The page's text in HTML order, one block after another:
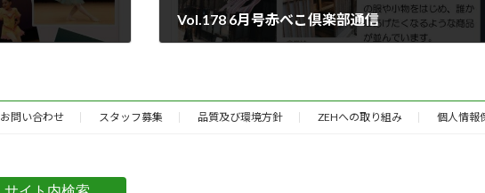
Vol.178 6月号赤べこ倶楽部通信
お問い合わせ スタッフ募集 品質及び環境方針 ZEHへの取り組み 個人情報